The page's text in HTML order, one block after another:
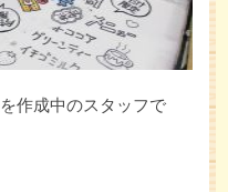
作成中のスタッフで